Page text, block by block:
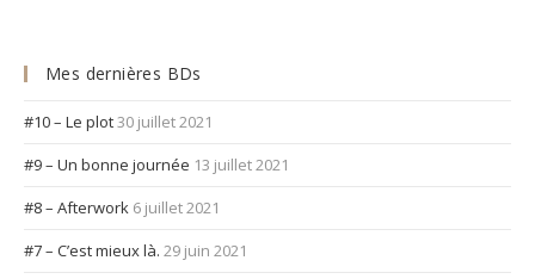
Mes dernières BDs
#10 – Le plot30 juillet 2021
#9 – Un bonne journée 13 juillet 2021
#8 – Afterwork 6 juillet 2021
#7 – C’est mieux là. 29 juin 2021